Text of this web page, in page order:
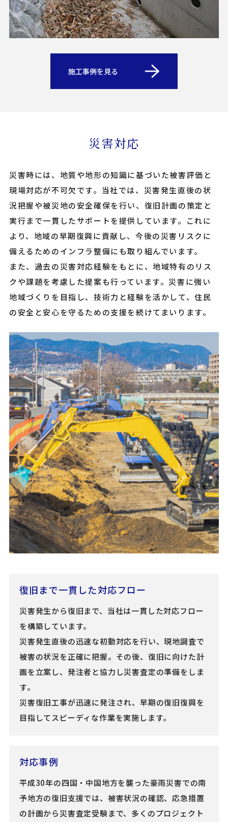
施工事例を見る
災害対応
災害時には、地質や地形の知識に基づいた被害評価と
現場対応が不可欠です。当社では、災害発生直後の状
況把握や被災地の安全確保を行い、復旧計画の策定と
実行まで一貫したサポートを提供しています。これに
より、地域の早期復興に貢献し、今後の災害リスクに
備えるためのインフラ整備にも取り組んでいます。
また、過去の災害対応経験をもとに、地域特有のリス
クや課題を考慮した提案も行っています。災害に強い
地域づくりを目指し、技術力と経験を活かして、住民
の安全と安心を守るための支援を続けてまいります。
復旧まで一貫した対応フロー
災害発生から復旧まで、当社は一貫した対応フロー
を構築しています。
災害発生直後の迅速な初動対応を行い、現地調査で
被害の状況を正確に把握。その後、復旧に向けた計
画を立案し、発注者と協力し災害査定の準備をしま
す。
災害復旧工事が迅速に発注され、早期の復旧復興を
目指してスピーディな作業を実施します。
対応事例
平成30年の四国・中国地方を襲った豪雨災害での南
予地方の復旧支援では、被害状況の確認、応急措置
の計画から災害査定受験まで、多くのプロジェクト